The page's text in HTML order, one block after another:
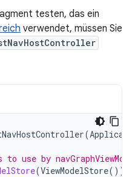
testen, das ein
verwendet, müssen Sie
(
use by
(ViewModelStore())